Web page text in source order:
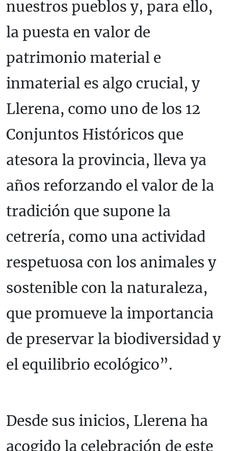
nuestros pueblos y, para ello,
la puesta en valor de
patrimonio material e
inmaterial es algo crucial, y
Llerena, como uno de los 12
Conjuntos Históricos que
atesora la provincia, lleva ya
años reforzando el valor de la
tradición que supone la
cetrería, como una actividad
respetuosa con los animales y
sostenible con la naturaleza,
que promueve la importancia
de preservar la biodiversidad y
el equilibrio ecológico”.
Desde sus inicios, Llerena ha
acogido la celebración de este